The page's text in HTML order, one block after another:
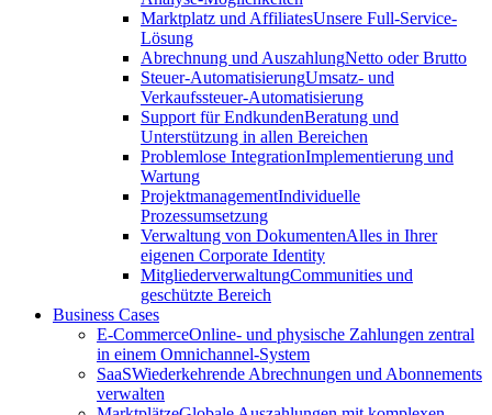
Marktplatz und AffiliatesUnsere Full-Service-
Lösung
Abrechnung und AuszahlungNetto oder Brutto
Steuer-AutomatisierungUmsatz- und
Verkaufssteuer-Automatisierung
Support für EndkundenBeratung und
Unterstützung in allen Bereichen
Problemlose IntegrationImplementierung und
Wartung
ProjektmanagementIndividuelle
Prozessumsetzung
Verwaltung von DokumentenAlles in Ihrer
eigenen Corporate Identity
MitgliederverwaltungCommunities und
geschützte Bereich
Business Cases
E-CommerceOnline- und physische Zahlungen zentral
in einem Omnichannel-System
SaaSWiederkehrende Abrechnungen und Abonnements
verwalten